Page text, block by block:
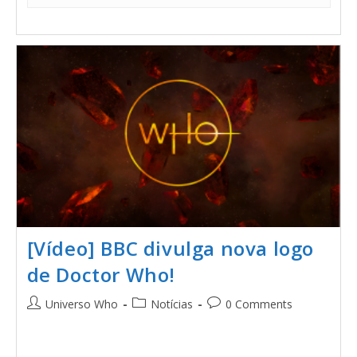
[Vídeo] BBC divulga nova logo
de Doctor Who!
Universo Who Notícias 0 Comments